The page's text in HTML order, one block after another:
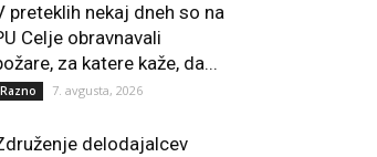
preteklih nekaj dneh so na
Celje obravnavali
za katere kaže, da...
Razno 7. avgusta, 2026
delodajalcev